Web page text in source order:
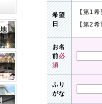
希望
日
【第1
【第2
お名
前必
須
ふり
がな